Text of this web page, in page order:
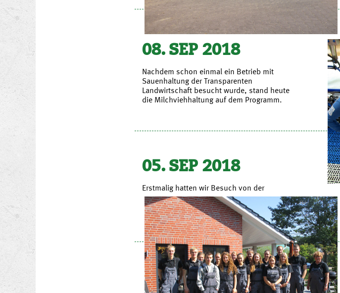
08. SEP 2018
Nachdem schon einmal ein Betrieb mit
Sauenhaltung der Transparenten
Landwirtschaft besucht wurde, stand heute
die Milchviehhaltung auf dem Programm.
05. SEP 2018
Erstmalig hatten wir Besuch von der